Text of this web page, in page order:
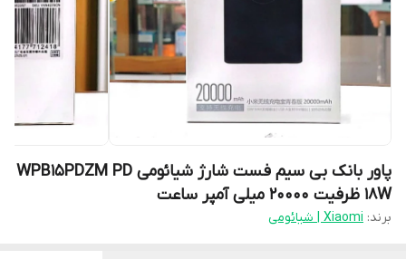
پاور بانک بی سیم فست شارژ شیائومی WPB15PDZM PD
18W ظرفیت 20000 میلی آمپر ساعت
برند: Xiaomi | شیائومی